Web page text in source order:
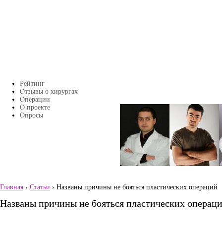
Главное меню
Рейтинг
Отзывы о хирургах
Операции
О проекте
Опросы
Страницы
Главная › Статьи › Названы причины не бояться пластических операций
Названы причины не бояться пластических